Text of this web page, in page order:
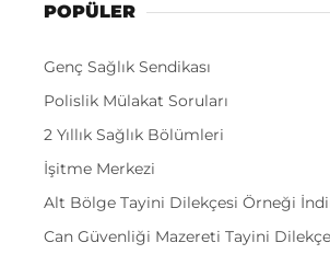
POPÜLER
Genç Sağlık Sendikası
Polislik Mülakat Soruları
2 Yıllık Sağlık Bölümleri
İşitme Merkezi
Alt Bölge Tayini Dilekçesi Örneği
Can Güvenliği Mazereti Tayini